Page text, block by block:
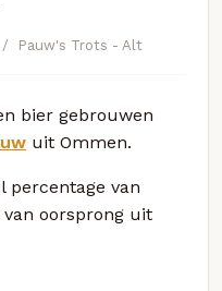
Pauw's Trots - Alt
bier gebrouwen
uit Ommen.
percentage van
oorsprong uit